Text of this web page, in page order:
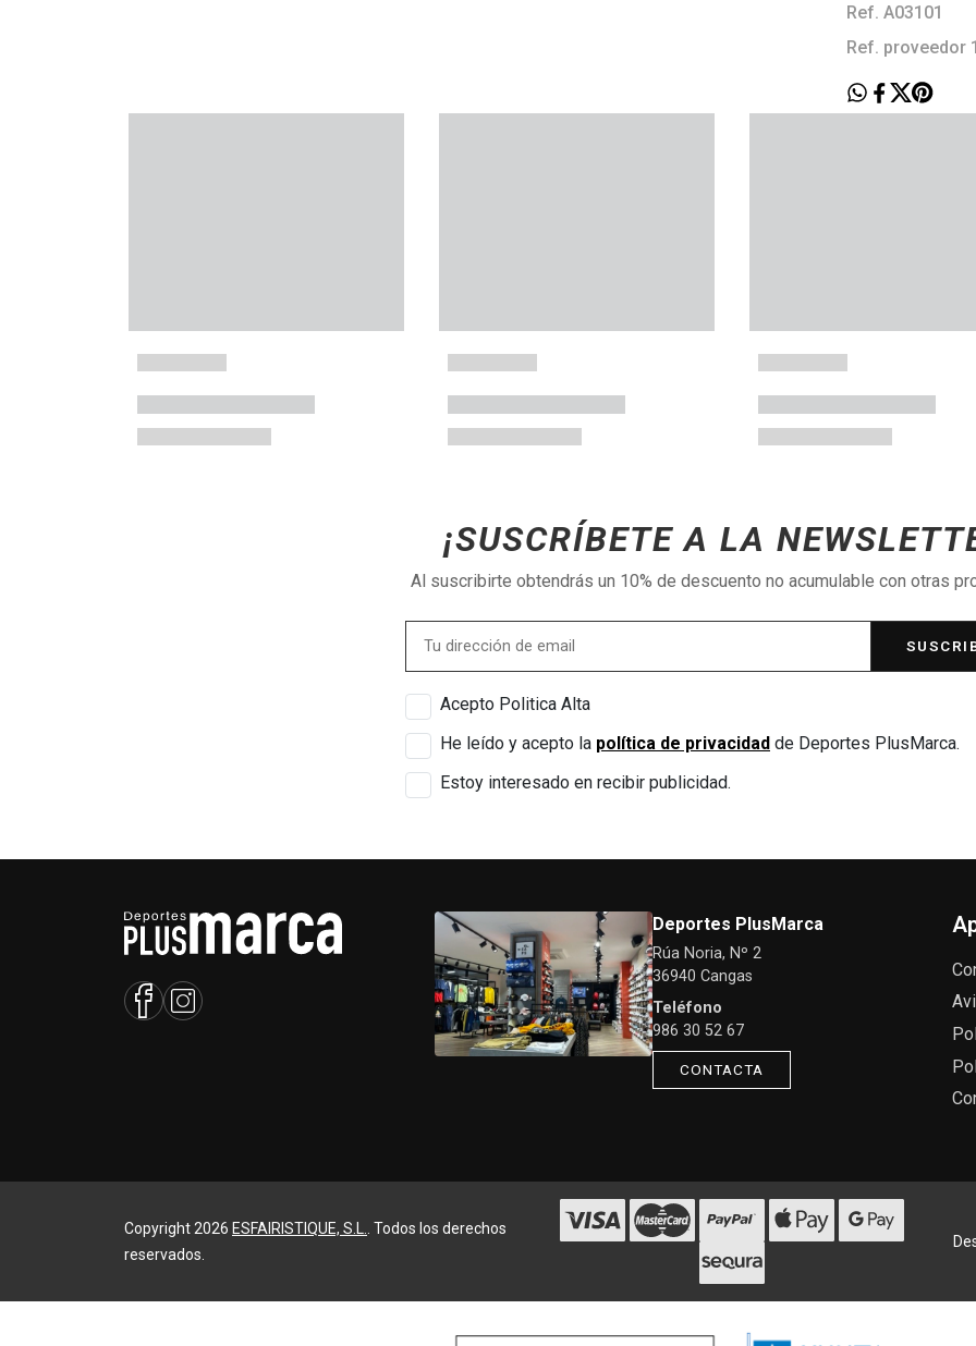
Ref. A03101
Ref. proveedor
¡SUSCRÍBETE A LA
Al suscribirte obtendrás un 10% de descuento no acumulable con otras
Acepto Politica Alta
He leído y acepto la política de privacidad de Deportes PlusMarca.
Estoy interesado en recibir publicidad.
Deportes PlusMarca
Rúa Noria, Nº 2
36940 Cangas
Teléfono
986 30 52 67
CONTACTA
Copyright 2026 ESFAIRISTIQUE, S.L.
. Todos los derechos
reservados.